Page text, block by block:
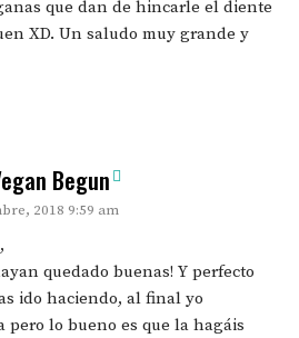
que dan de hincarle el diente
XD. Un saludo muy grande y
Begun
2018 9:59 am
quedado buenas! Y perfecto
ido haciendo, al final yo
pero lo bueno es que la hagáis